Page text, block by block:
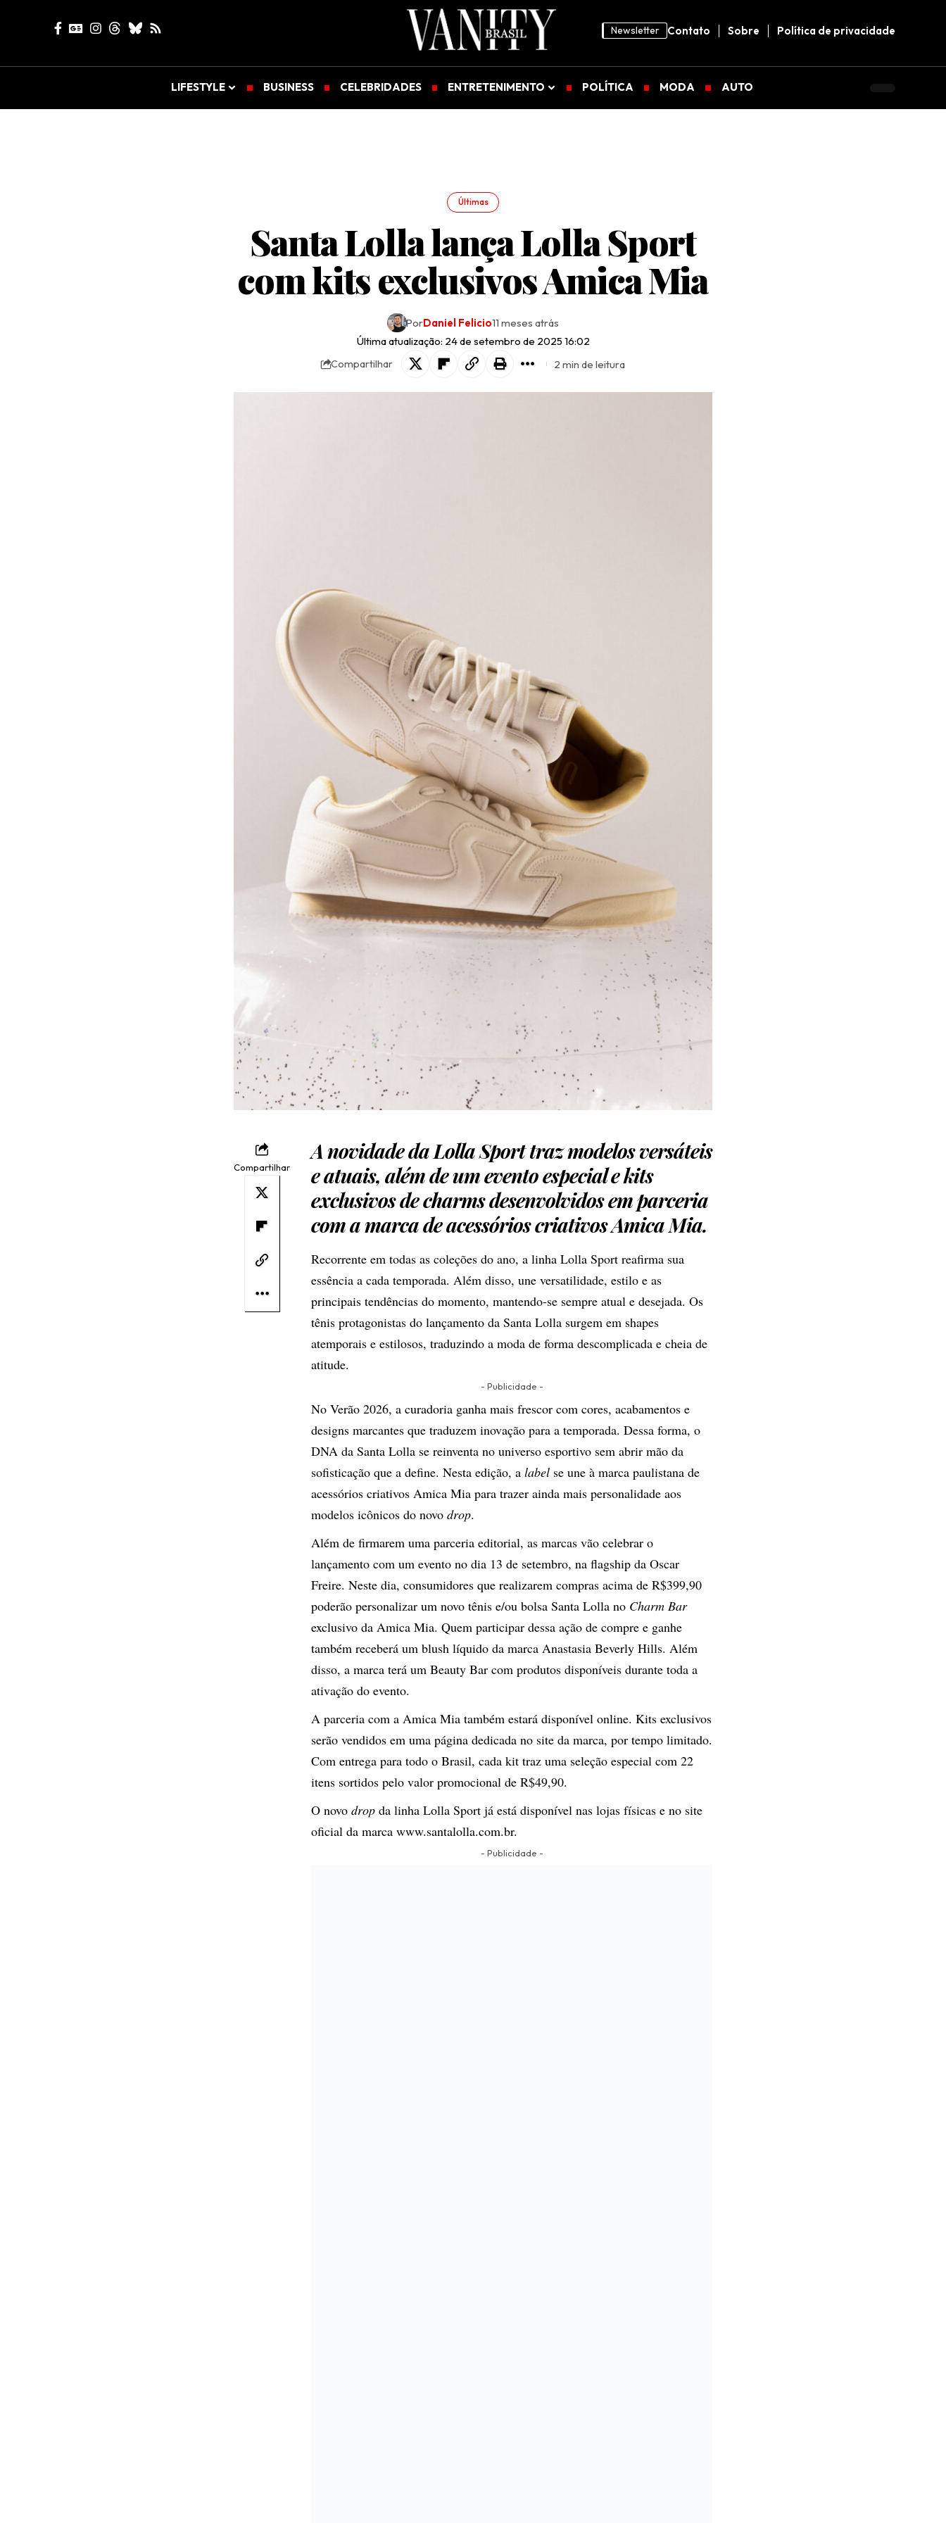
Newsletter Contato Sobre Política de privacidade
LIFESTYLE BUSINESS CELEBRIDADES ENTRETENIMENTO POLÍTICA MODA AUTO
Últimas
Santa Lolla lança Lolla Sport
com kits exclusivos Amica Mia
Última atualização: 24 de setembro de 2025 16:02
PorDaniel Felicio11 meses atrás
Compartilhar 2 min de leitura
Compartilhar
A novidade da Lolla Sport traz modelos versáteis
e atuais, além de um evento especial e kits
exclusivos de charms desenvolvidos em parceria
com a marca de acessórios criativos Amica Mia.
Recorrente em todas as coleções do ano, a linha Lolla Sport reafirma sua
essência a cada temporada. Além disso, une versatilidade, estilo e as
principais tendências do momento, mantendo-se sempre atual e desejada. Os
tênis protagonistas do lançamento da Santa Lolla surgem em shapes
atemporais e estilosos, traduzindo a moda de forma descomplicada e cheia de
atitude.
- Publicidade -
No Verão 2026, a curadoria ganha mais frescor com cores, acabamentos e
designs marcantes que traduzem inovação para a temporada. Dessa forma, o
DNA da Santa Lolla se reinventa no universo esportivo sem abrir mão da
sofisticação que a define. Nesta edição, a label se une à marca paulistana de
acessórios criativos Amica Mia para trazer ainda mais personalidade aos
modelos icônicos do novo drop.
Além de firmarem uma parceria editorial, as marcas vão celebrar o
lançamento com um evento no dia 13 de setembro, na flagship da Oscar
Freire. Neste dia, consumidores que realizarem compras acima de R$399,90
poderão personalizar um novo tênis e/ou bolsa Santa Lolla no Charm Bar
exclusivo da Amica Mia. Quem participar dessa ação de compre e ganhe
também receberá um blush líquido da marca Anastasia Beverly Hills. Além
disso, a marca terá um Beauty Bar com produtos disponíveis durante toda a
ativação do evento.
A parceria com a Amica Mia também estará disponível online. Kits exclusivos
serão vendidos em uma página dedicada no site da marca, por tempo limitado.
Com entrega para todo o Brasil, cada kit traz uma seleção especial com 22
itens sortidos pelo valor promocional de R$49,90.
O novo drop da linha Lolla Sport já está disponível nas lojas físicas e no site
oficial da marca www.santalolla.com.br.
- Publicidade -